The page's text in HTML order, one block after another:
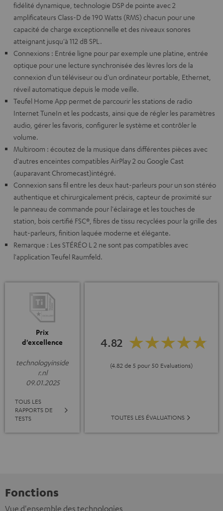
fidélité dynamique, technologie DSP de pointe avec 2
amplificateurs Class-D de 190 Watts (RMS) chacun pour une
capacité de charge exceptionnelle et des niveaux sonores
atteignant jusqu'à 112 dB SPL.
Connexions : Entrée ligne pour par exemple une platine, entrée
optique pour une lecture synchronisée des lèvres lors de la
connexion d'un téléviseur ou d'un ordinateur portable, Ethernet,
réveil automatique depuis le mode veille.
Teufel Home App permet de parcourir les stations de radio
Internet TuneIn et les podcasts, ainsi que de régler les paramètres
audio, gérer les favoris, configurer le système et contrôler le
volume.
Multiroom : écoutez de la musique dans différentes pièces avec
d'autres enceintes compatibles AirPlay 2 ou Google Cast
(auparavant Chromecast)intégré.
Connexion sans fil entre les deux haut-parleurs pour un son stéréo
authentique et chirurgicalement précis, capteur de proximité sur
le panneau de commande pour l'éclairage et les touches de
station, bois certifié FSC®, fibres de tissu recyclées pour la grille des
haut-parleurs, finition laquée moderne et élégante.
Remarque : Les STÉRÉO L 2 ne sont pas compatibles avec
l'application Teufel Raumfeld.
Prix
d'excellence
technologyinside
r.nl
09.01.2025
TOUS LES
RAPPORTS DE
TESTS
4.82
(4.82 de 5 pour 50 Evaluations)
TOUTES LES ÉVALUATIONS
Fonctions
Vue d'ensemble des technologies